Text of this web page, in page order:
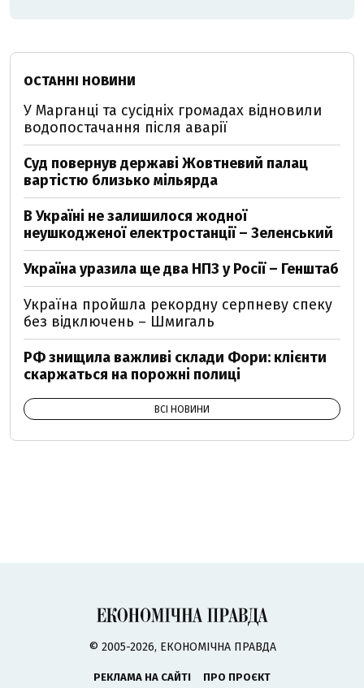
ОСТАННІ НОВИНИ
У Марганці та сусідніх громадах відновили
водопостачання після аварії
Суд повернув державі Жовтневий палац
вартістю близько мільярда
В Україні не залишилося жодної
неушкодженої електростанції – Зеленський
Україна уразила ще два НПЗ у Росії – Генштаб
Україна пройшла рекордну серпневу спеку
без відключень – Шмигаль
РФ знищила важливі склади Фори: клієнти
скаржаться на порожні полиці
ВСІ НОВИНИ
© 2005-2026, ЕКОНОМІЧНА ПРАВДА
РЕКЛАМА НА САЙТІ
ПРО ПРОЄКТ